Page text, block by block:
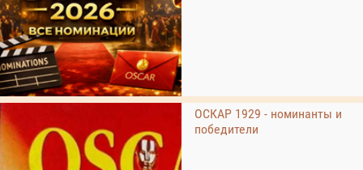
ОСКАР 1929 - номинанты и
победители